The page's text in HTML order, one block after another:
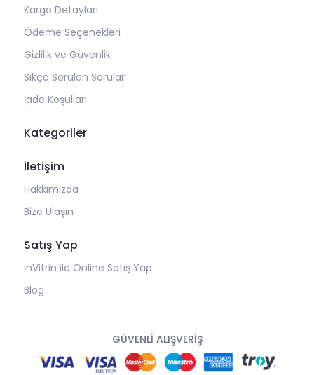
Kargo Detayları
Ödeme Seçenekleri
Gizlilik ve Güvenlik
Sıkça Sorulan Sorular
İade Koşulları
Kategoriler
İletişim
Hakkımızda
Bize Ulaşın
Satış Yap
inVitrin ile Online Satış Yap
Blog
GÜVENLİ ALIŞVERİŞ